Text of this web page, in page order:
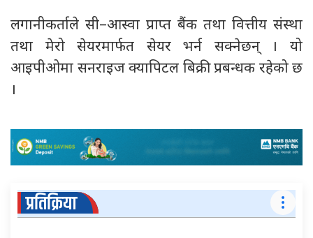
लगानीकर्ताले सी–आस्वा प्राप्त बैंक तथा वित्तीय संस्था
तथा मेरो सेयरमार्फत सेयर भर्न सक्नेछन् । यो
आइपीओमा सनराइज क्यापिटल बिक्री प्रबन्धक रहेको छ
।
प्रतिक्रिया